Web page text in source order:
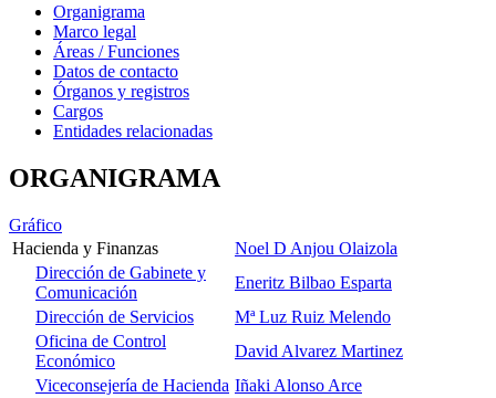
Organigrama
Marco legal
Áreas / Funciones
Datos de contacto
Órganos y registros
Cargos
Entidades relacionadas
ORGANIGRAMA
Gráfico
Hacienda y Finanzas
Noel D Anjou Olaizola
Dirección de Gabinete y
Comunicación
Eneritz Bilbao Esparta
Dirección de Servicios
Mª Luz Ruiz Melendo
Oficina de Control
Económico
David Alvarez Martinez
Viceconsejería de Hacienda Iñaki Alonso Arce